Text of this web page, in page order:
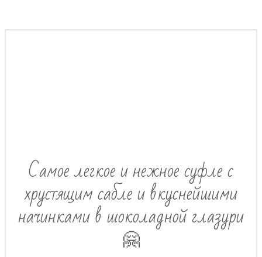
Самое легкое и нежное суфле с
хрустящим сабле и вкуснейшими
начинками в шоколадной глазури
🤗